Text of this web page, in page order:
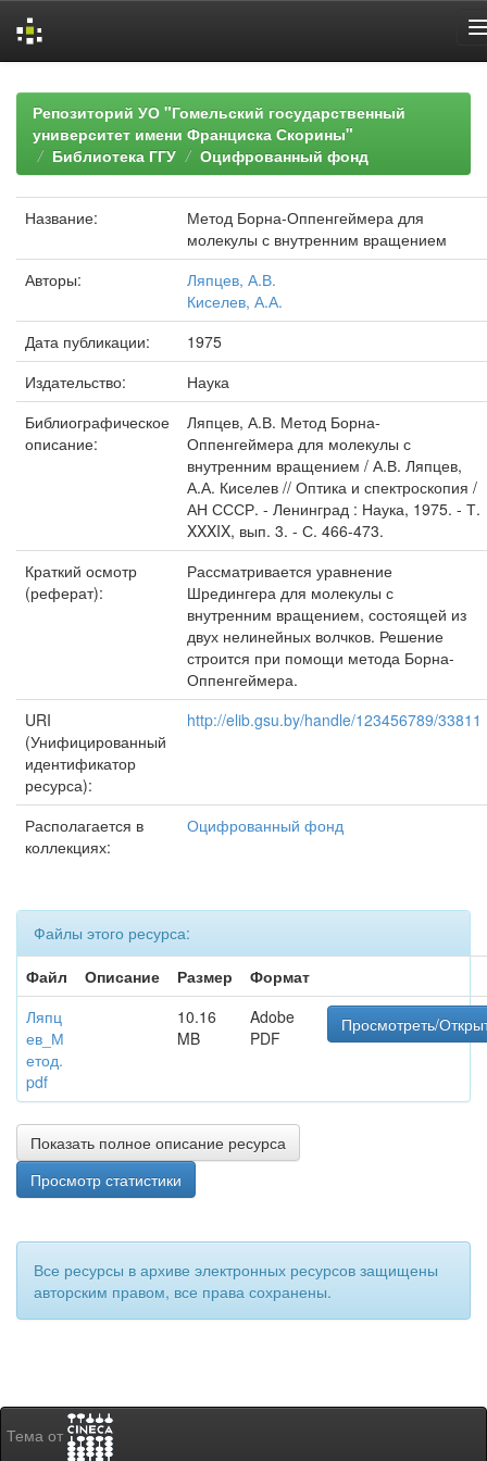
navigationРепозиторий УО "Гомельский государственный
университет имени Франциска Скорины"
Библиотека ГГУ
Оцифрованный фонд
Название:
Метод Борна-Оппенгеймера для
молекулы с внутренним вращением
Авторы:
Ляпцев, А.В.
Киселев, А.А.
Дата публикации:
1975
Издательство:
Наука
Библиографическое
описание:
Ляпцев, А.В. Метод Борна-
Оппенгеймера для молекулы с
внутренним вращением / А.В. Ляпцев,
А.А. Киселев // Оптика и спектроскопия /
АН СССР. - Ленинград : Наука, 1975. - Т.
XXXIX, вып. 3. - С. 466-473.
Краткий осмотр
(реферат):
Рассматривается уравнение
Шредингера для молекулы с
внутренним вращением, состоящей из
двух нелинейных волчков. Решение
строится при помощи метода Борна-
Оппенгеймера.
URI
(Унифицированный
идентификатор
ресурса):
http://elib.gsu.by/handle/123456789/33811
Располагается в
коллекциях:
Оцифрованный фонд
Файлы этого ресурса:
Файл
Описание Размер
Формат
Ляпц
ев_М
етод.
pdf
10.16
MB
Adobe
PDF
Просмотреть/
Показать полное описание ресурса
Просмотр статистики
Все ресурсы в архиве электронных ресурсов защищены
авторским правом, все права сохранены.
Тема от